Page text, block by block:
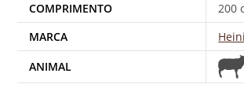
COMPRIMENTO
200
MARCA
ANIMAL